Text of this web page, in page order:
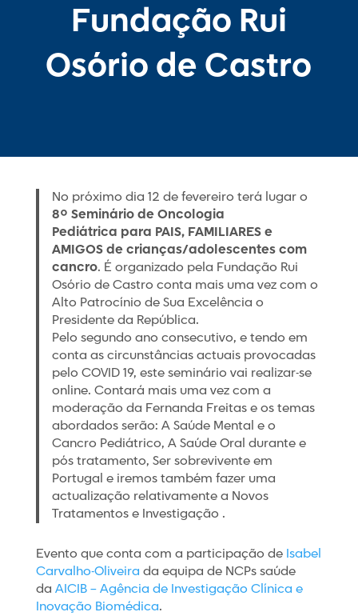
Fundação Rui
Osório de Castro
No próximo dia 12 de fevereiro terá lugar o
8º Seminário de Oncologia
Pediátrica para PAIS, FAMILIARES e
AMIGOS de crianças/adolescentes com
cancro. É organizado pela Fundação Rui
Osório de Castro conta mais uma vez com o
Alto Patrocínio de Sua Excelência o
Presidente da República.
Pelo segundo ano consecutivo, e tendo em
conta as circunstâncias actuais provocadas
pelo COVID 19, este seminário vai realizar-se
online. Contará mais uma vez com a
moderação da Fernanda Freitas e os temas
abordados serão: A Saúde Mental e o
Cancro Pediátrico, A Saúde Oral durante e
pós tratamento, Ser sobrevivente em
Portugal e iremos também fazer uma
actualização relativamente a Novos
Tratamentos e Investigação .
Evento que conta com a participação de Isabel
Carvalho-Oliveira da equipa de NCPs saúde
da AICIB – Agência de Investigação Clínica e
Inovação Biomédica.